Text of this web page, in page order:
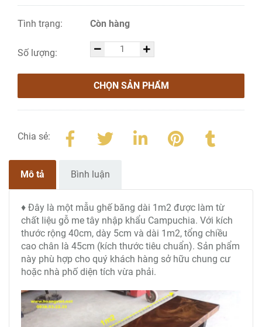
Tình trạng: Còn hàng
Số lượng:
CHỌN SẢN PHẨM
Chia sẻ:
Mô tả Bình luận
♦ Đây là một mẫu ghế băng dài 1m2 được làm từ
chất liệu gỗ me tây nhập khẩu Campuchia. Với kích
thước rộng 40cm, dày 5cm và dài 1m2, tổng chiều
cao chân là 45cm (kích thước tiêu chuẩn). Sản phẩm
này phù hợp cho quý khách hàng sở hữu chung cư
hoặc nhà phố diện tích vừa phải.